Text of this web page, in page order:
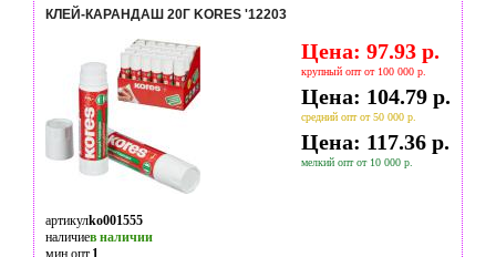
КЛЕЙ-КАРАНДАШ 20Г KORES '12203
Цена: 97.93 р.
крупный опт от 100 000 р.
Цена: 104.79 р.
средний опт от 50 000 р.
Цена: 117.36 р.
мелкий опт от 10 000 р.
артикулko001555
наличиев наличии
мин опт. 1